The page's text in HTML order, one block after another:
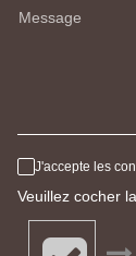
Message
J'accepte les
Veuillez cocher